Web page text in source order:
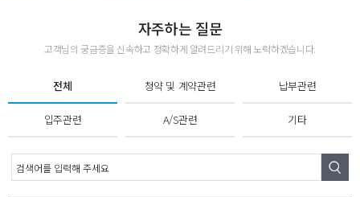
공지사항
리채소식
자주하는 질문
A/S신청
자주하는 질문
고객님의 궁금증을 신속하고 정확하게 알려드리기 위해 노력하겠습니다.
전체 청약 및 계약관련 납부관련
입주관련 A/S관련 기타